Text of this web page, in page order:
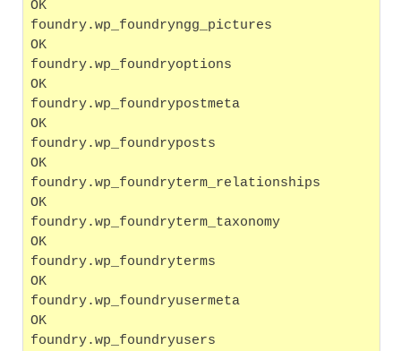
OK
foundry.wp_foundryngg_pictures
OK
foundry.wp_foundryoptions
OK
foundry.wp_foundrypostmeta
OK
foundry.wp_foundryposts
OK
foundry.wp_foundryterm_relationships
OK
foundry.wp_foundryterm_taxonomy
OK
foundry.wp_foundryterms
OK
foundry.wp_foundryusermeta
OK
foundry.wp_foundryusers